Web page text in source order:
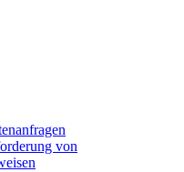
von